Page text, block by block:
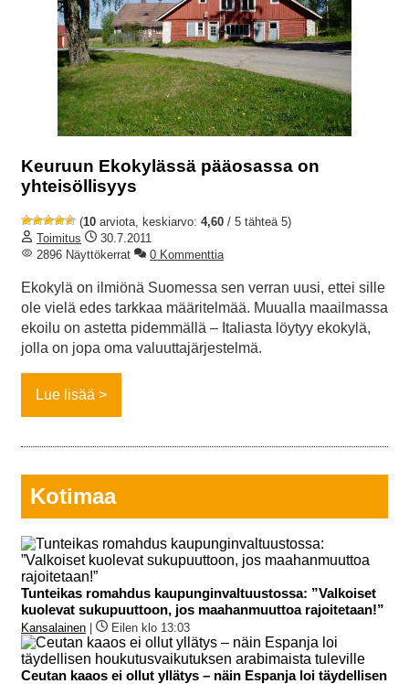
Keuruun Ekokylässä pääosassa on
yhteisöllisyys
(10 arviota, keskiarvo: 4,60 / 5 tähteä 5)
Toimitus
30.7.2011
2896 Näyttökerrat
0 Kommenttia
Ekokylä on ilmiönä Suomessa sen verran uusi, ettei sille
ole vielä edes tarkkaa määritelmää. Muualla maailmassa
ekoilu on astetta pidemmällä – Italiasta löytyy ekokylä,
jolla on jopa oma valuuttajärjestelmä.
Lue lisää
Kotimaa
Tunteikas romahdus kaupunginvaltuustossa: ”Valkoiset
kuolevat sukupuuttoon, jos maahanmuuttoa rajoitetaan!”
Kansalainen Eilen klo 13:03
Ceutan kaaos ei ollut yllätys – näin Espanja loi täydellisen